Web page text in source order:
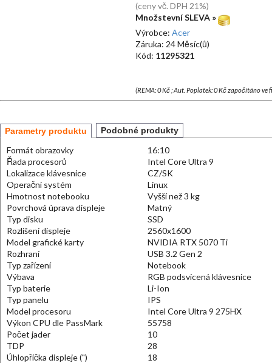
(ceny vč. DPH 21%)
Množstevní SLEVA »
Výrobce: Acer
Záruka: 24 Měsíc(ů)
Kód: 11295321
(REMA: 0 Kč ; Aut. Poplatek: 0 Kč započítáno
Parametry produktu Podobné produkty
Formát obrazovky
16:10
Řada procesorů
Intel Core Ultra 9
Lokalizace klávesnice
CZ/SK
Operační systém
Linux
Hmotnost notebooku
Vyšší než 3 kg
Povrchová úprava displeje
Matný
Typ disku
SSD
Rozlišení displeje
2560x1600
Model grafické karty
NVIDIA RTX 5070 Ti
Rozhraní
USB 3.2 Gen 2
Typ zařízení
Notebook
Výbava
RGB podsvícená klávesnice
Typ baterie
Li-Ion
Typ panelu
IPS
Model procesoru
Intel Core Ultra 9 275HX
Výkon CPU dle PassMark
55758
Počet jader
10
TDP
28
Úhlopříčka displeje (")
18